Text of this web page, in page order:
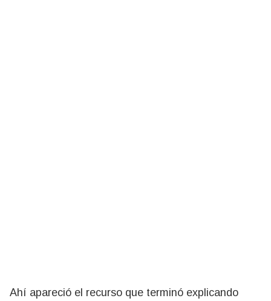
Ahí apareció el recurso que terminó explicando